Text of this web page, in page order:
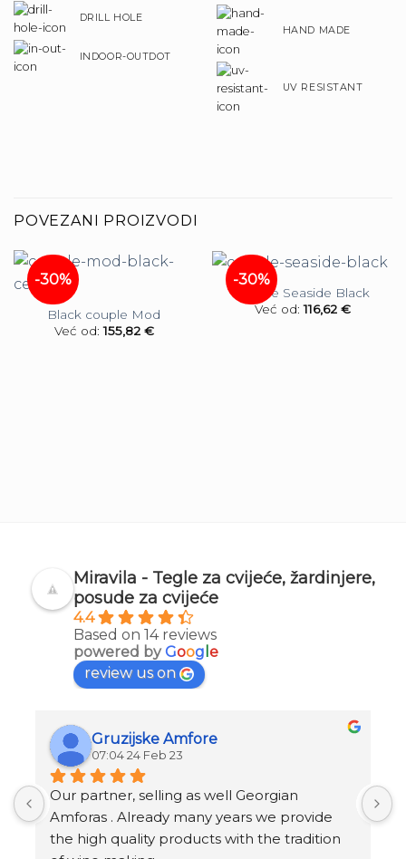
DRILL HOLE
INDOOR-OUTDOT
HAND MADE
UV RESISTANT
POVEZANI PROIZVODI
-30%
Black couple Mod
Već od:155,82 €
-30%
Couple Seaside Black
Već od:116,62 €
Miravila - Tegle za cvijeće, žardinjere,
posude za cvijeće
4.4
Based on 14 reviews
powered byGoog e
review us on
Gruzijske Amfore
07:04 24 Feb 23
Our partner, selling as well Georgian
Amforas . Already many years we provide
the high quality products with the tradition